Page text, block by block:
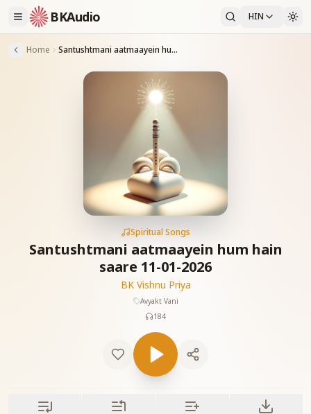
BKAudio HIN
Home Santushtmani aatmaayein hum hain saare 11-01-2026
Spiritual Songs
Santushtmani aatmaayein hum hain
saare 11-01-2026
BK Vishnu Priya
Avyakt Vani
184